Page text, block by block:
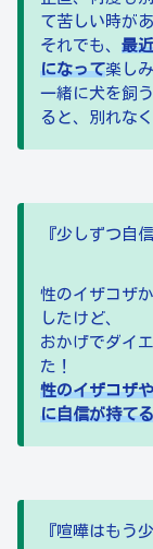
て苦しい時があ
それでも、 最
になって楽し
一緒に犬を飼
ると、別れな
『少しずつ自
性のイザコザ
したけど、
おかげでダイ
た！
性のイザコザ
に自信が持て
『喧嘩はもう